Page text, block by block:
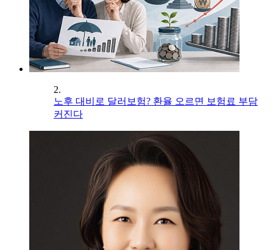
2.
노후 대비로 달러보험? 환율 오르면 보험료 부담
커진다